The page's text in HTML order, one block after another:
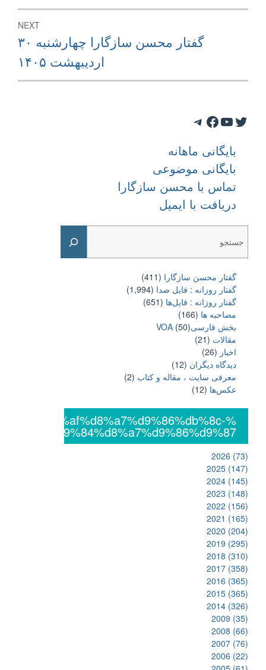
NEXT
Next
post:
گفتار محسن سازگارا چهارشنبه ۳۰
اردیبهشت ۱۴۰۵
Telegram Facebook YouTube Twitter
بایگانی ماهانه
بایگانی موضوعی
تماس با محسن سازگارا
دریافت با ایمیل
گفتار محسن سازگارا (411)
گفتار روزانه : فایل‌ صدا (1,994)
گفتار روزانه : فایل‌ها (651)
مصاحبه ها (166)
بخش فارسیVOA(50)
مقالات (21)
اخبار (26)
دیدگاه دیگران (12)
معرفی سایت ، مقاله و کتاب (2)
عکس‌ها (12)
2026 (73)
2025 (147)
2024 (145)
2023 (148)
2022 (156)
2021 (165)
2020 (204)
2019 (295)
2018 (310)
2017 (358)
2016 (365)
2015 (365)
2014 (326)
2009 (35)
2008 (66)
2007 (76)
2006 (22)